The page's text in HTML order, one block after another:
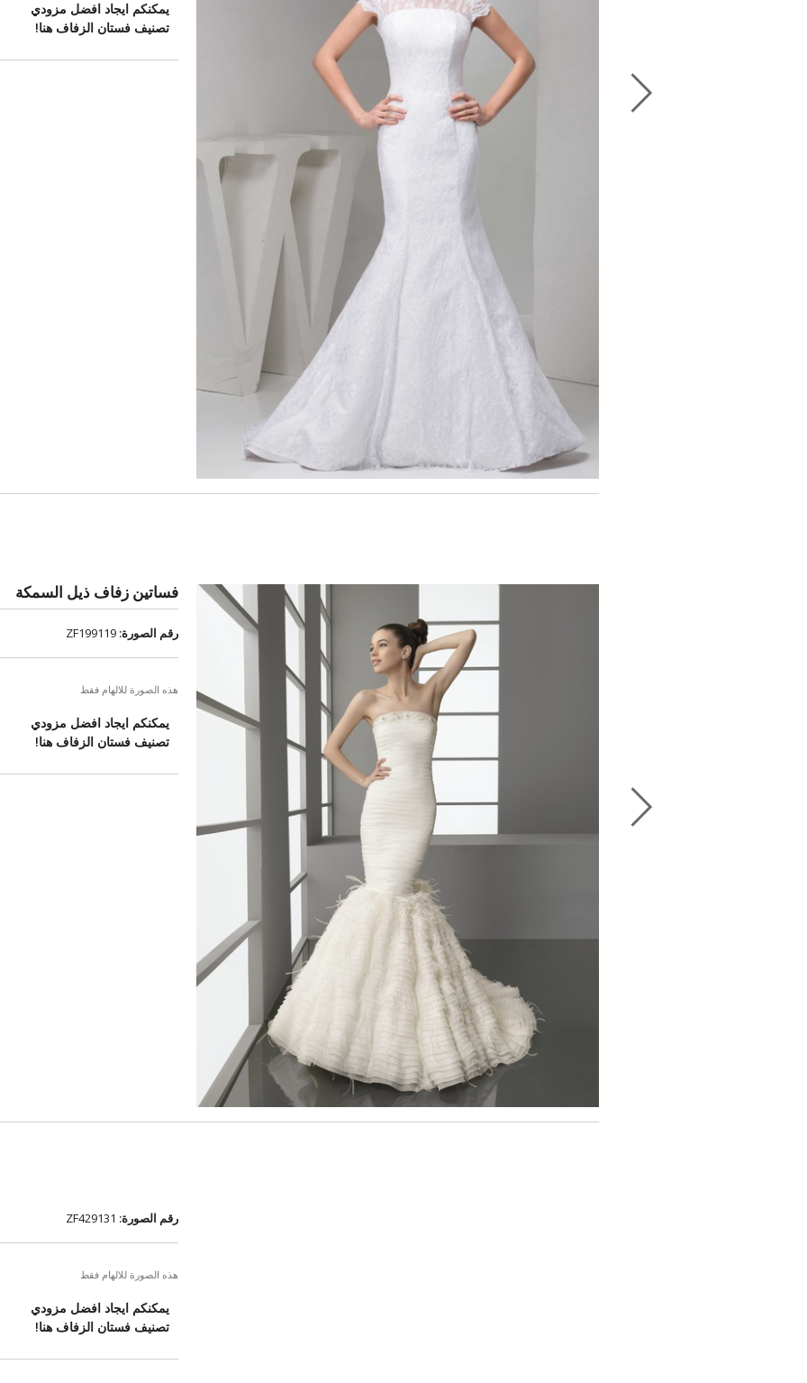
يمكنكم ايجاد افضل مزودي
تصنيف فستان الزفاف هنا!
فساتين زفاف ذيل السمكة
رقم الصورة:
هذه الصورة للالهام فقط
يمكنكم ايجاد افضل مزودي
تصنيف فستان الزفاف هنا!
رقم الصورة:
هذه الصورة للالهام فقط
يمكنكم ايجاد افضل مزودي
تصنيف فستان الزفاف هنا!